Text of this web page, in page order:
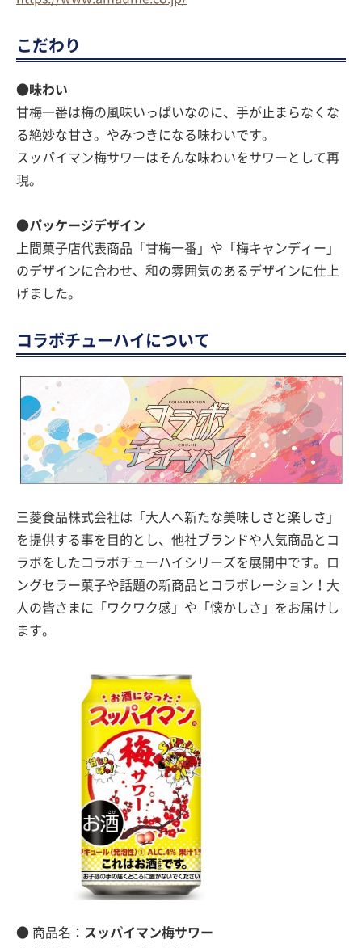
こだわり
●味わい
甘梅一番は梅の風味いっぱいなのに、手が止まらなくな
る絶妙な甘さ。やみつきになる味わいです。
スッパイマン梅サワーはそんな味わいをサワーとして再
現。
●パッケージデザイン
上間菓子店代表商品「甘梅一番」や「梅キャンディー」
のデザインに合わせ、和の雰囲気のあるデザインに仕上
げました。
コラボチューハイについて
三菱食品株式会社は「大人へ新たな美味しさと楽しさ」
を提供する事を目的とし、他社ブランドや人気商品とコ
ラボをしたコラボチューハイシリーズを展開中です。ロ
ングセラー菓子や話題の新商品とコラボレーション！大
人の皆さまに「ワクワク感」や「懐かしさ」をお届けし
ます。
● 商品名： スッパイマン梅サワー